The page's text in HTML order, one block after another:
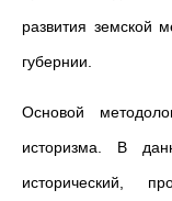
развития земской
губернии.
Основой
историзма. В
исторический,